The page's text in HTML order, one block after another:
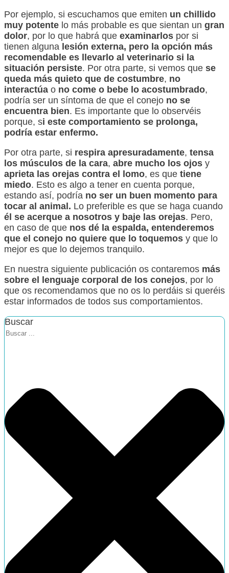
Por ejemplo, si escuchamos que emiten un chillido
muy potente lo más probable es que sientan un gran
dolor, por lo que habrá que examinarlos por si
tienen alguna lesión externa, pero la opción más
recomendable es llevarlo al veterinario si la
situación persiste. Por otra parte, si vemos que se
queda más quieto que de costumbre, no
interactúa o no come o bebe lo acostumbrado,
podría ser un síntoma de que el conejo no se
encuentra bien. Es importante que lo observéis
porque, si este comportamiento se prolonga,
podría estar enfermo.
Por otra parte, si respira apresuradamente, tensa
los músculos de la cara, abre mucho los ojos y
aprieta las orejas contra el lomo, es que tiene
miedo. Esto es algo a tener en cuenta porque,
estando así, podría no ser un buen momento para
tocar al animal. Lo preferible es que se haga cuando
él se acerque a nosotros y baje las orejas. Pero,
en caso de que nos dé la espalda, entenderemos
que el conejo no quiere que lo toquemos y que lo
mejor es que lo dejemos tranquilo.
En nuestra siguiente publicación os contaremos más
sobre el lenguaje corporal de los conejos, por lo
que os recomendamos que no os lo perdáis si queréis
estar informados de todos sus comportamientos.
Buscar